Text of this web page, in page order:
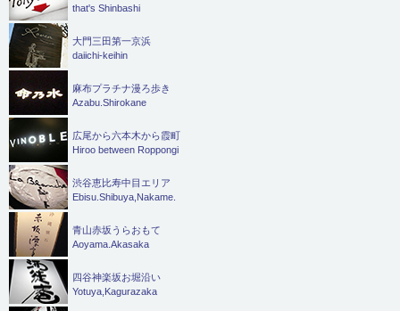
that's Shinbashi
大門三田第一京浜
daiichi-keihin
麻布プラチナ漫ろ歩き
Azabu.Shirokane
広尾から六本木から霞町
Hiroo between Roppongi
渋谷恵比寿中目エリア
Ebisu.Shibuya,Nakame.
青山赤坂うらおもて
Aoyama.Akasaka
四谷神楽坂お堀沿い
Yotuya,Kagurazaka